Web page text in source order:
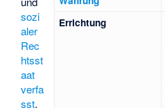
Errichtung
sozi
aler
Rec
htsst
aat
verfa
sst.